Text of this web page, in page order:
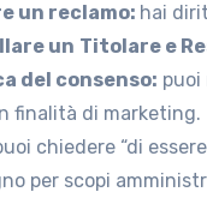
un reclamo: hai
un Titolare e
del consenso: puoi
finalità di marketing.
chiedere “di
per scopi